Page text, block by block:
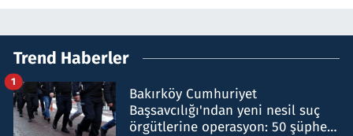
Trend Haberler
Bakırköy Cumhuriyet
Başsavcılığı'ndan yeni nesil suç
örgütlerine operasyon: 50 şüpheli
1